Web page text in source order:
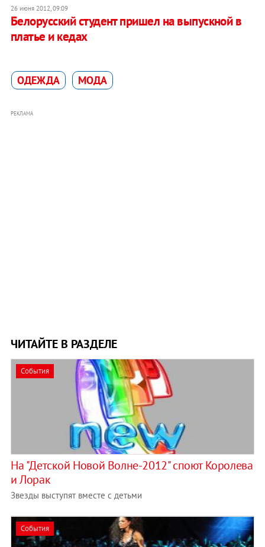
26 июня 2012, 09:09
Белорусский студент пришел на выпускной в
платье и кедах
ОДЕЖДА МОДА
РЕКЛАМА
ЧИТАЙТЕ В РАЗДЕЛЕ
События
На "Детской Новой Волне-2012" споют Королева
и Лорак
Звезды выступят вместе с детьми
События